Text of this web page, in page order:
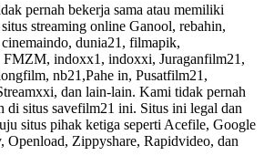
pernah bekerja sama atau memiliki
streaming online Ganool, rebahin,
dunia21, filmapik,
indoxx1, indoxxi, Juraganfilm21,
nb21,Pahe in, Pusatfilm21,
dan lain-lain. Kami tidak pernah
di situs savefilm21 ini. Situs ini legal dan
situs pihak ketiga seperti Acefile, Google
Openload, Zippyshare, Rapidvideo, dan